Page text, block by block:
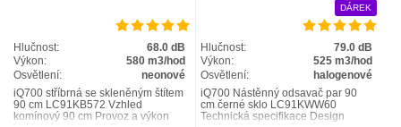
Hlučnost:
68.0 dB
Výkon:
580 m3/hod
Osvětlení:
neonové
iQ700 stříbrná se skleněným štítem
90 cm LC91KB572 Vzhled
komínový 90 cm Provoz a výkon
DÁREK
Hlučnost:
79.0 dB
Výkon:
525 m3/hod
Osvětlení:
halogenové
iQ700 Nástěnný odsavač par 90
cm černé sklo LC91KWW60
Technická specifikace Design